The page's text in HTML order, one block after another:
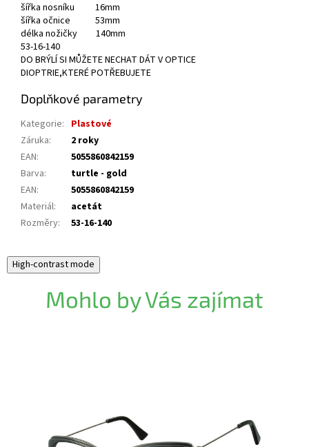
šířka nosníku 16mm
šířka očnice 53mm
délka nožičky 140mm
53-16-140
DO BRÝLÍ SI MŮŽETE NECHAT DÁT V OPTICE
DIOPTRIE,KTERÉ POTŘEBUJETE
Doplňkové parametry
Kategorie: Plastové
Záruka:
2 roky
EAN:
5055860842159
Barva:
turtle - gold
EAN:
5055860842159
Materiál:
acetát
Rozměry: 53-16-140
High-contrast mode
Mohlo by Vás zajímat